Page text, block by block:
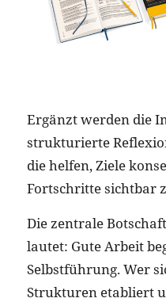
Ergänzt werden die
strukturierte
die helfen, Ziele
Fortschritte sichtbar
Die zentrale
lautet: Gute Arbeit
Selbstführung. Wer
Strukturen etabliert